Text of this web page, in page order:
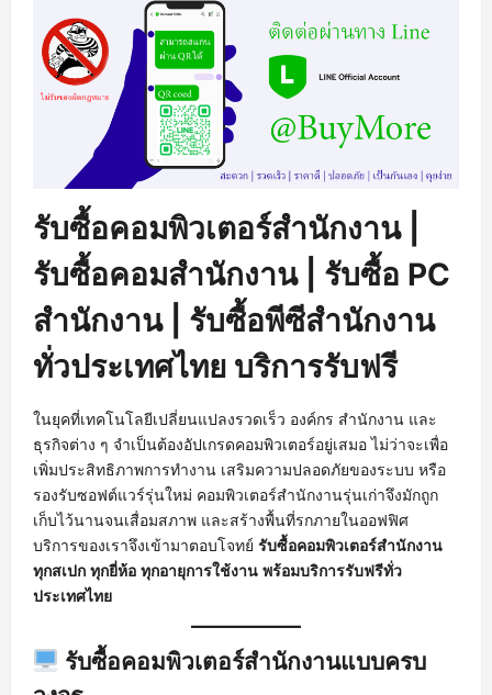
รับซื้อคอมพิวเตอร์สำนักงาน |
รับซื้อคอมสำนักงาน | รับซื้อ PC
สำนักงาน | รับซื้อพีซีสำนักงาน
ทั่วประเทศไทย บริการรับฟรี
ในยุคที่เทคโนโลยีเปลี่ยนแปลงรวดเร็ว องค์กร สำนักงาน และ
ธุรกิจต่าง ๆ จำเป็นต้องอัปเกรดคอมพิวเตอร์อยู่เสมอ ไม่ว่าจะเพื่อ
เพิ่มประสิทธิภาพการทำงาน เสริมความปลอดภัยของระบบ หรือ
รองรับซอฟต์แวร์รุ่นใหม่ คอมพิวเตอร์สำนักงานรุ่นเก่าจึงมักถูก
เก็บไว้นานจนเสื่อมสภาพ และสร้างพื้นที่รกภายในออฟฟิศ
บริการของเราจึงเข้ามาตอบโจทย์ รับซื้อคอมพิวเตอร์สำนักงาน
ทุกสเปก ทุกยี่ห้อ ทุกอายุการใช้งาน พร้อมบริการรับฟรีทั่ว
ประเทศไทย
รับซื้อคอมพิวเตอร์สำนักงานแบบครบ